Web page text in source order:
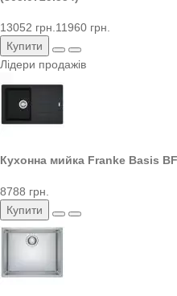
13052 грн.11960 грн.
Купити
Лідери продажів
Кухонна мийка Franke Basis
8788 грн.
Купити